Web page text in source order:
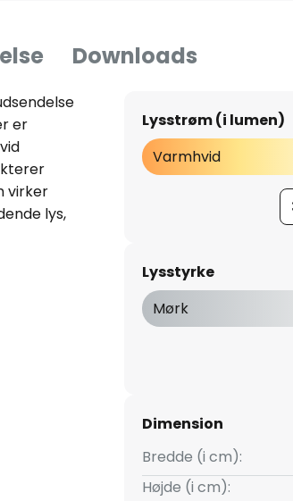
Downloads
er
virker
lys,
Lysstrøm (i lumen)
Varmhvid
Lysstyrke
Mørk
Dimension
Bredde (i cm):
Højde (i cm):